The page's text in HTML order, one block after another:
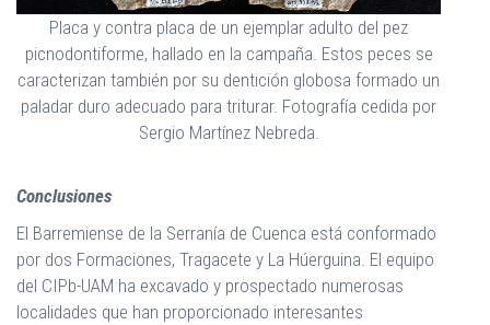
Placa y contra placa de un ejemplar adulto del pez
picnodontiforme, hallado en la campaña. Estos peces se
caracterizan también por su dentición globosa formado un
paladar duro adecuado para triturar. Fotografía cedida por
Sergio Martínez Nebreda.
Conclusiones
El Barremiense de la Serranía de Cuenca está conformado
por dos Formaciones, Tragacete y La Húerguina. El equipo
del CIPb-UAM ha excavado y prospectado numerosas
localidades que han proporcionado interesantes